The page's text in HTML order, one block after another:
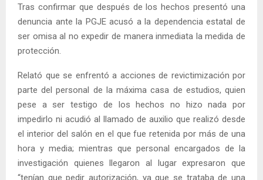
Tras confirmar que después de los hechos presentó una
denuncia ante la PGJE acusó a la dependencia estatal de
ser omisa al no expedir de manera inmediata la medida de
protección.
Relató que se enfrentó a acciones de revictimización por
parte del personal de la máxima casa de estudios, quien
pese a ser testigo de los hechos no hizo nada por
impedirlo ni acudió al llamado de auxilio que realizó desde
el interior del salón en el que fue retenida por más de una
hora y media; mientras que personal encargados de la
investigación quienes llegaron al lugar expresaron que
“tenían que pedir autorización, ya que se trataba de una